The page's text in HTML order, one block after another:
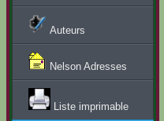
Auteurs
Nelson Adresses
Liste imprimable